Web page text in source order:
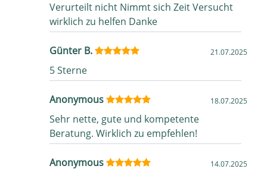
Verurteilt nicht Nimmt sich Zeit Versucht
wirklich zu helfen Danke
Günter B. 21.07.2025
5 Sterne
Anonymous 18.07.2025
Sehr nette, gute und kompetente
Beratung. Wirklich zu empfehlen!
Anonymous 14.07.2025